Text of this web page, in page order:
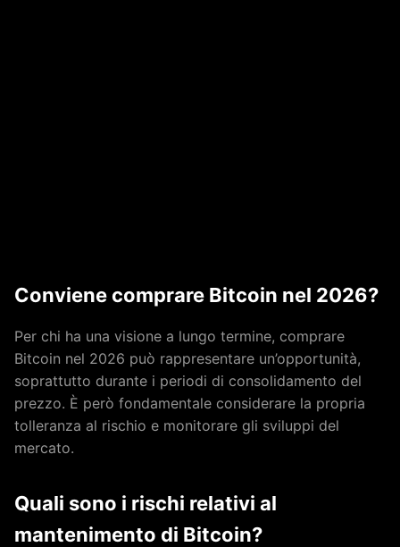
Conviene comprare Bitcoin nel 2026?
Per chi ha una visione a lungo termine, comprare
Bitcoin nel 2026 può rappresentare un’opportunità,
soprattutto durante i periodi di consolidamento del
prezzo. È però fondamentale considerare la propria
tolleranza al rischio e monitorare gli sviluppi del
mercato.
Quali sono i rischi relativi al
mantenimento di Bitcoin?